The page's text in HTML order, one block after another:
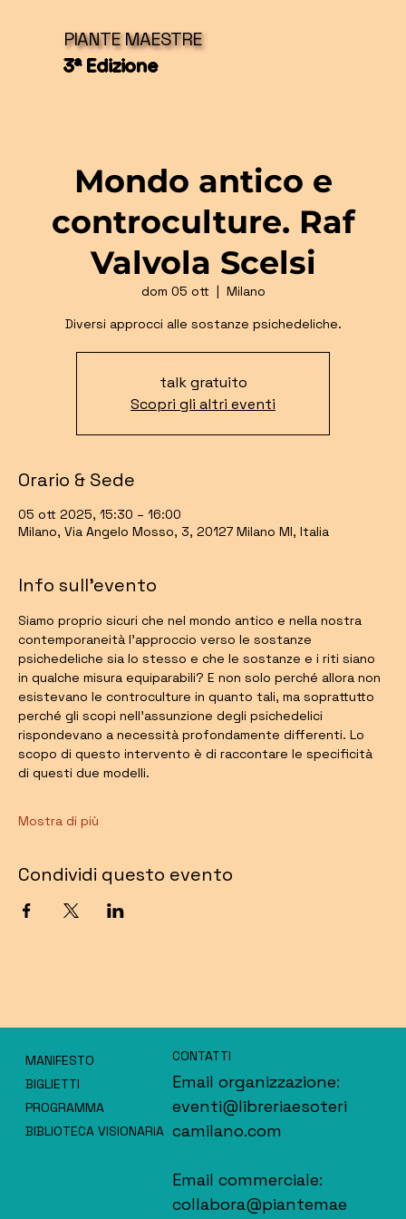
PIANTE MAESTRE
3ª Edizione
Mondo antico e
controculture. Raf
Valvola Scelsi
dom 05 ott
  |
Milano
Diversi approcci alle sostanze psichedeliche.
talk gratuito
Scopri gli altri eventi
Orario & Sede
05 ott 2025, 15:30 – 16:00
Milano, Via Angelo Mosso, 3, 20127 Milano MI, Italia
Info sull'evento
Siamo proprio sicuri che nel mondo antico e nella nostra
contemporaneità l’approccio verso le sostanze
psichedeliche sia lo stesso e che le sostanze e i riti siano
in qualche misura equiparabili? E non solo perché allora non
esistevano le controculture in quanto tali, ma soprattutto
perché gli scopi nell’assunzione degli psichedelici
rispondevano a necessità profondamente differenti. Lo
scopo di questo intervento è di raccontare le specificità
di questi due modelli.
Mostra di più
Condividi questo evento
MANIFESTO
BIGLIETTI
PROGRAMMA
BIBLIOTECA VISIONARIA
CONTATTI
Email organizzazione:
eventi@libreriaesoteri
camilano.com
Email commerciale:
collabora@piantemae